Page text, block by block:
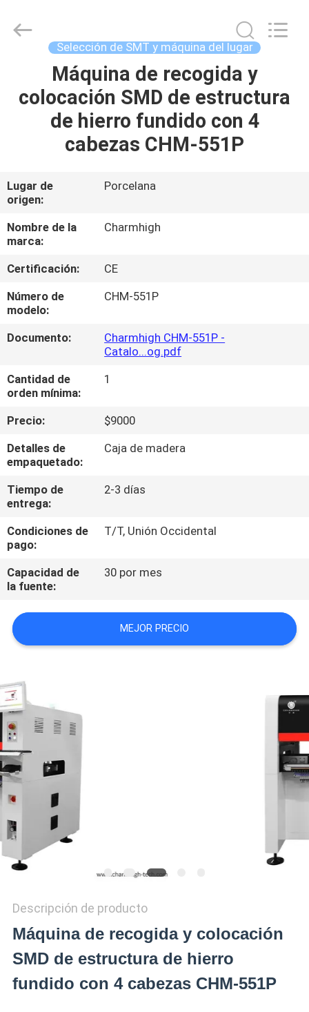
HOGAR
PRODUCTOS
VÍDEOS
SOBRE
NOSOTROS
VISITA
A
LA
CONTROL
CALIDAD
CONTACTA
CON
NOSOTROS
NOTICIAS
SHOPPING
LINE
MAPA
DEL
SITIO
POLÍTICA
DE
PRIVACIDAD
CHARMHIGH
TECHNOLOGY
Selección de SMT y máquina del lugar
Máquina de recogida y
colocación SMD de estructura
de hierro fundido con 4
cabezas CHM-551P
Lugar de
origen:
Porcelana
Nombre de la
marca:
Charmhigh
Certificación:
CE
Número de
modelo:
CHM-551P
Documento:
Charmhigh CHM-551P -
Catalo...og.pdf
Cantidad de
orden mínima:
1
Precio:
$9000
Detalles de
empaquetado:
Caja de madera
Tiempo de
entrega:
2-3 días
Condiciones de
pago:
T/T, Unión Occidental
Capacidad de
la fuente:
30 por mes
MEJOR PRECIO
Descripción de producto
Máquina de recogida y colocación
SMD de estructura de hierro
fundido con 4 cabezas CHM-551P